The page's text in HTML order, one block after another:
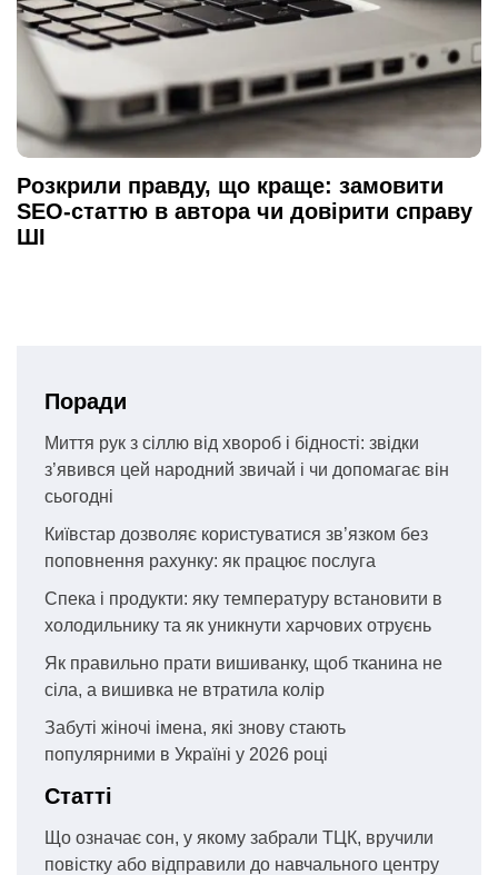
Розкрили правду, що краще: замовити
SEO-статтю в автора чи довірити справу
ШІ
Поради
Миття рук з сіллю від хвороб і бідності: звідки
з’явився цей народний звичай і чи допомагає він
сьогодні
Київстар дозволяє користуватися зв’язком без
поповнення рахунку: як працює послуга
Спека і продукти: яку температуру встановити в
холодильнику та як уникнути харчових отруєнь
Як правильно прати вишиванку, щоб тканина не
сіла, а вишивка не втратила колір
Забуті жіночі імена, які знову стають
популярними в Україні у 2026 році
Статті
Що означає сон, у якому забрали ТЦК, вручили
повістку або відправили до навчального центру